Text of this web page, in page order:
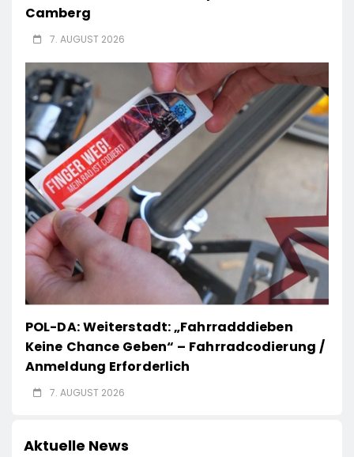
Camberg
7. AUGUST 2026
POL-DA: Weiterstadt: „Fahrradddieben
Keine Chance Geben“ – Fahrradcodierung /
Anmeldung Erforderlich
7. AUGUST 2026
Aktuelle News